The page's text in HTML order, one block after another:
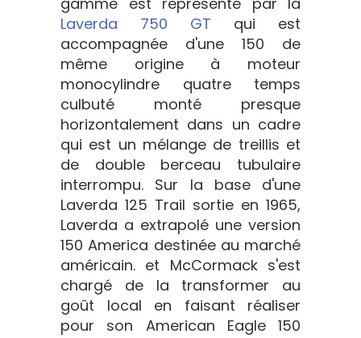
Laverda 750 GT qui est
accompagnée d'une 150 de
même origine à moteur
monocylindre quatre temps
culbuté monté presque
horizontalement dans un cadre
qui est un mélange de treillis et
de double berceau tubulaire
interrompu. Sur la base d'une
Laverda 125 Trail sortie en 1965,
Laverda a extrapolé une version
150 America destinée au marché
américain. et McCormack s'est
chargé de la transformer au
goût local en faisant réaliser
pour son American Eagle 150